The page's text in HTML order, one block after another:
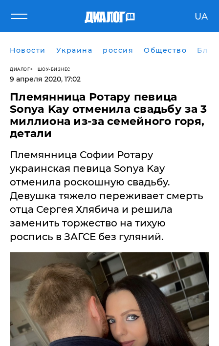
UA
Новости Украина россия Общество
ДИАЛОГ ШОУ-БИЗНЕС
9 апреля 2020, 17:02
Племянница Ротару ​певица
Sonya Kay отменила свадьбу за 3
миллиона из-за семейного горя,
детали
Племянница Софии Ротару
украинская певица Sonya Kay
отменила роскошную свадьбу.
Девушка тяжело переживает смерть
отца Сергея Хлябича и решила
заменить торжество на тихую
роспись в ЗАГСЕ без гуляний.